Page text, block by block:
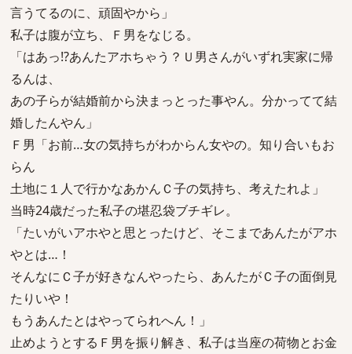
言うてるのに、頑固やから」
私子は腹が立ち、Ｆ男をなじる。
「はあっ!?あんたアホちゃう？Ｕ男さんがいずれ実家に帰
るんは、
あの子らが結婚前から決まっとった事やん。分かってて結
婚したんやん」
Ｆ男「お前…女の気持ちがわからん女やの。知り合いもお
らん
土地に１人で行かなあかんＣ子の気持ち、考えたれよ」
当時24歳だった私子の堪忍袋ブチギレ。
「たいがいアホやと思とったけど、そこまであんたがアホ
やとは…！
そんなにＣ子が好きなんやったら、あんたがＣ子の面倒見
たりいや！
もうあんたとはやってられへん！」
止めようとするＦ男を振り解き、私子は当座の荷物とお金